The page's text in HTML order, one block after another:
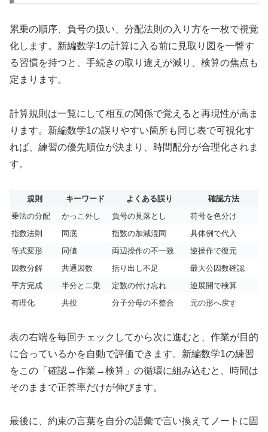
累乗の順序、負号の扱い、分配法則の入り方を一枚で視覚
化します。新編数学1の計算に入る前に見取り図を一瞥す
る習慣を持つと、手続きの取り違えが減り、検算の焦点も
定まります。
計算規則は一覧にして相互の関係で覚えると再現性が高ま
ります。新編数学1の誤りやすい箇所も同じ表で可視化す
れば、練習の優先順位が決まり、時間配分が合理化されま
す。
規則 キーワード よくある誤り
確認方法
乗法の分配
かっこ外し 負号の見落とし
符号を色分け
指数法則
同底 指数の加減混同
具体例で代入
等式変形
同値 両辺操作の不一致
逆操作で復元
因数分解
共通因数 括り出し不足
最大公因数確認
平方完成
半分と二乗 定数の付け忘れ
逆展開で検算
有理化
共役 分子分母の不整合 元の形へ戻す
表の右端を毎回チェックしてから次に進むと、作業が目的
に合っているかを自動で評価できます。新編数学1の練習
をこの「確認→作業→検算」の循環に組み込むと、時間は
そのままで正答率だけが伸びます。
最後に、約束の言葉を自分の語彙で言い換えてノートに固